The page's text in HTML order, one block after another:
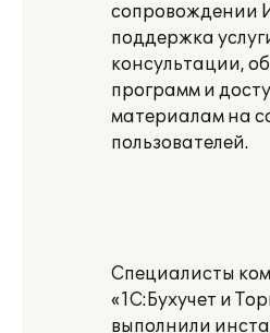
сопровождении
поддержка
консультации,
программ и
материалам на
пользователей.
Специалисты
«1С:Бухучет и
выполнили